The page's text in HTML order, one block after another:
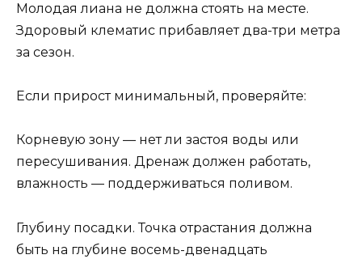
Молодая лиана не должна стоять на месте.
Здоровый клематис прибавляет два-три метра
за сезон.
Если прирост минимальный, проверяйте:
Корневую зону — нет ли застоя воды или
пересушивания. Дренаж должен работать,
влажность — поддерживаться поливом.
Глубину посадки. Точка отрастания должна
быть на глубине восемь-двенадцать